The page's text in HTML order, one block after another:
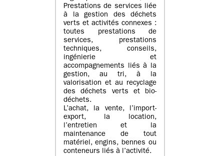
Prestations de services liée
à la gestion des déchets
verts et activités connexes :
toutes prestations de
services, prestations
techniques, conseils,
ingénierie et
accompagnements liés à la
gestion, au tri, à la
valorisation et au recyclage
des déchets verts et bio-
déchets.
L’achat, la vente, l’import-
export, la location,
l’entretien et la
maintenance de tout
matériel, engins, bennes ou
conteneurs liés à l’activité.